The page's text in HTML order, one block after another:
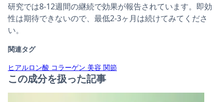
研究では8-12週間の継続で効果が報告されています。即効
性は期待できないので、最低2-3ヶ月は続けてみてくださ
い。
関連タグ
ヒアルロン酸 コラーゲン 美容 関節
この成分を扱った記事